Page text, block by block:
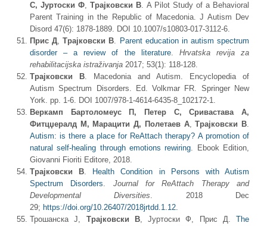
С, Јуртоски Ф, Трајковски В. A Pilot Study of a Behavioral
Parent Training in the Republic of Macedonia. J Autism Dev
Disord 47(6): 1878-1889. DOI 10.1007/s10803-017-3112-6.
Прис Д,Трајковски В. Parent education in autism spectrum
disorder – a review of the literature. Hrvatska revija za
rehabilitacijska istraživanja 2017; 53(1): 118-128.
Трајковски В. Macedonia and Autism. Encyclopedia of
Autism Spectrum Disorders. Ed. Volkmar FR. Springer New
York. pp. 1-6. DOI 1007/978-1-4614-6435-8_102172-1.
Веркамп Бартоломеус П, Петер С,Сривастава А,
Фитцџералд М , Марацити Д, Полетаев А,Трајковски В.
Autism: is there a place for ReAttach therapy? A promotion of
natural self-healing through emotions rewiring. Ebook Edition,
Giovanni Fioriti Editore, 2018.
Трајковски В.
Health Condition in Persons with Autism
Spectrum Disorders. Journal for ReAttach Therapy and
Developmental Diversities. 2018 Dec
29; https://doi.org/10.26407/2018jrtdd.1.12.
Трошанска Ј, Трајковски В, Јуртоски Ф, Прис Д. The